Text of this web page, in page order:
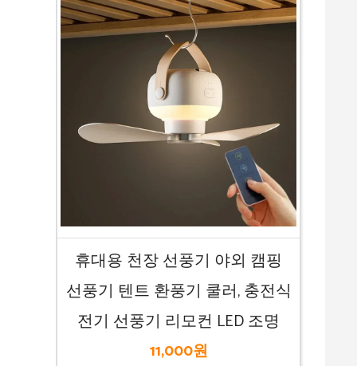
휴대용 천장 선풍기 야외 캠핑
선풍기 텐트 환풍기 쿨러, 충전식
전기 선풍기 리모컨 LED 조명
11,000원